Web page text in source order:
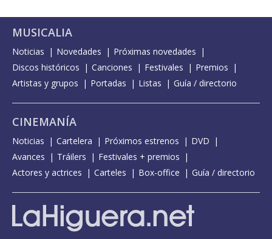
MUSICALIA
Noticias Novedades
Próximas novedades
Discos históricos
Canciones Festivales
Premios
Artistas y grupos
Portadas Listas Guía / directorio
CINEMANÍA
Noticias Cartelera Próximos estrenos
DVD
Avances
Tráilers
Festivales + premios
Actores y actrices
Carteles Box-office Guía / directorio